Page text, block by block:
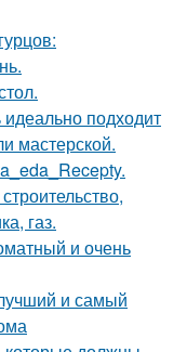
подходит
мастерской.
газ.
и очень
и самый